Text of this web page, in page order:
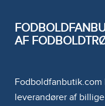
AF
leverandører af billige